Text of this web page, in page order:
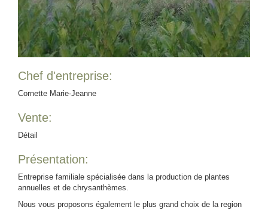
Chef d'entreprise:
Cornette Marie-Jeanne
Vente:
Détail
Présentation:
Entreprise familiale spécialisée dans la production de plantes
annuelles et de chrysanthèmes.
Nous vous proposons également le plus grand choix de la region